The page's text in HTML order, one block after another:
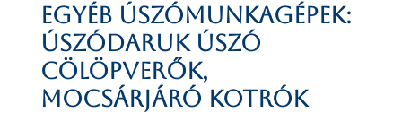
Egyéb úszómunkagépek:
úszódaruk úszó
cölöpverők,
mocsárjáró kotrók